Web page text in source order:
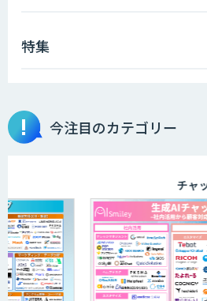
高性能・省電
高性能 AI エン
「VAB-5000」
AI Canvas
Asteria AIoT
AI活用サービス
特集
今注目のカテゴリー
チャッ